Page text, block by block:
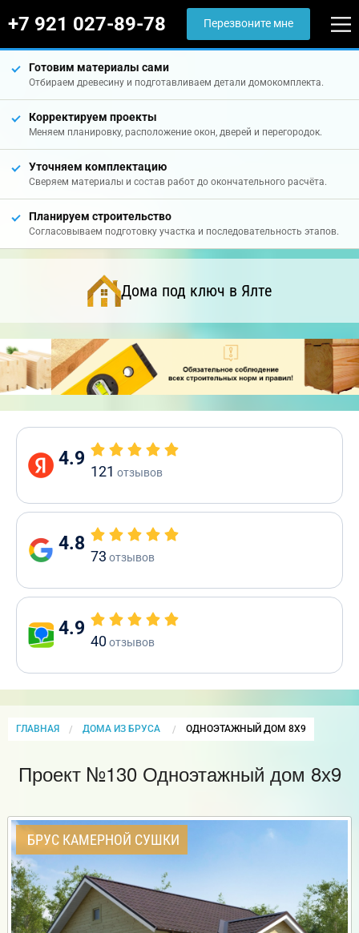
+7 921 027-89-78 Перезвоните мне
Готовим материалы сами
Отбираем древесину и подготавливаем детали домокомплекта.
Корректируем проекты
Меняем планировку, расположение окон, дверей и перегородок.
Уточняем комплектацию
Сверяем материалы и состав работ до окончательного расчёта.
Планируем строительство
Согласовываем подготовку участка и последовательность этапов.
Дома под ключ в Ялте
4.9
121 отзывов
4.8
73 отзывов
4.9
40отзывов
ГЛАВНАЯ ДОМА ИЗ БРУСА CURRENT:
ОДНОЭТАЖНЫЙ ДОМ 8Х9
Проект №130 Одноэтажный дом 8х9
БРУС КАМЕРНОЙ СУШКИ